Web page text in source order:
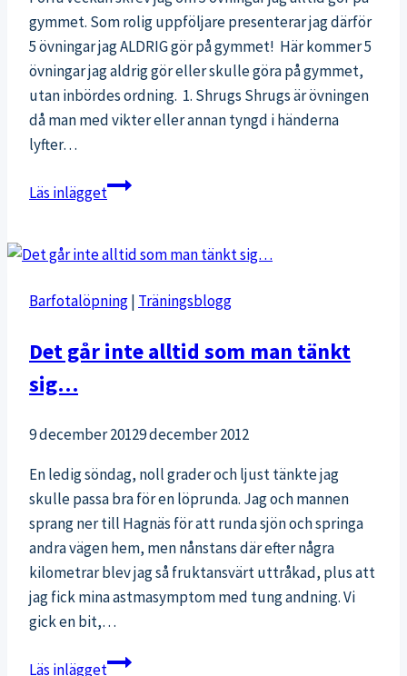
gymmet. Som rolig uppföljare presenterar jag därför
5 övningar jag ALDRIG gör på gymmet! Här kommer 5
övningar jag aldrig gör eller skulle göra på gymmet,
utan inbördes ordning. 1. Shrugs Shrugs är övningen
då man med vikter eller annan tyngd i händerna
lyfter…
Läs inlägget5
aldrig
på
Barfotalöpning| Träningsblogg
Det går inte alltid som man tänkt
sig…
9 december 20129 december 2012
En ledig söndag, noll grader och ljust tänkte jag
skulle passa bra för en löprunda. Jag och mannen
sprang ner till Hagnäs för att runda sjön och springa
andra vägen hem, men nånstans där efter några
kilometrar blev jag så fruktansvärt uttråkad, plus att
jag fick mina astmasymptom med tung andning. Vi
gick en bit,…
Läs inläggetDet